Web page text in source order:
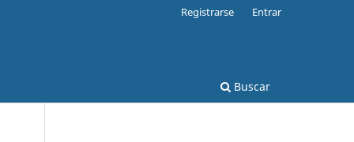
Buscar
Registrarse Entrar